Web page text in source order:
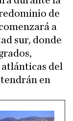
de
a
sur, donde
del
en